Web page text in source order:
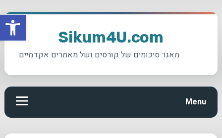
פתח
Skip
Sikum4U.com
מאגר סיכומים של קורסים ושל מאמרים אקדמיים
Menu